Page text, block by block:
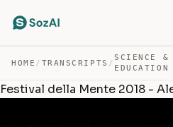
HOME / TRANSCRIPTS /
SCIENCE &
EDUCATION
Festival della Mente 2018 -